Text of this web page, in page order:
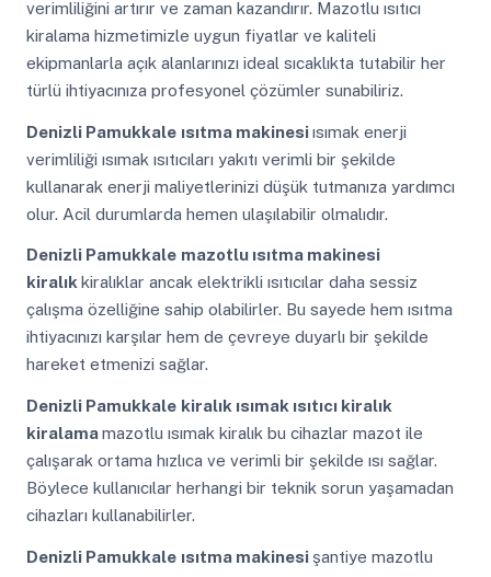
verimliliğini artırır ve zaman kazandırır. Mazotlu ısıtıcı
kiralama hizmetimizle uygun fiyatlar ve kaliteli
ekipmanlarla açık alanlarınızı ideal sıcaklıkta tutabilir her
türlü ihtiyacınıza profesyonel çözümler sunabiliriz.
Denizli Pamukkale ısıtma makinesiısımak enerji
verimliliği ısımak ısıtıcıları yakıtı verimli bir şekilde
kullanarak enerji maliyetlerinizi düşük tutmanıza yardımcı
olur. Acil durumlarda hemen ulaşılabilir olmalıdır.
Denizli Pamukkale mazotlu ısıtma makinesi
kiralık kiralıklar ancak elektrikli ısıtıcılar daha sessiz
çalışma özelliğine sahip olabilirler. Bu sayede hem ısıtma
ihtiyacınızı karşılar hem de çevreye duyarlı bir şekilde
hareket etmenizi sağlar.
Denizli Pamukkale kiralık ısımak ısıtıcı kiralık
kiralamamazotlu ısımak kiralık bu cihazlar mazot ile
çalışarak ortama hızlıca ve verimli bir şekilde ısı sağlar.
Böylece kullanıcılar herhangi bir teknik sorun yaşamadan
cihazları kullanabilirler.
Denizli Pamukkale ısıtma makinesi şantiye mazotlu